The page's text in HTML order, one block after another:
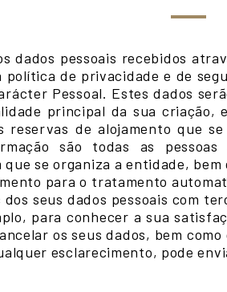
dados pessoais recebidos
de privacidade e de
Pessoal. Estes dados
principal da sua
de alojamento que
são todas as
se organiza a entidade,
para o tratamento
seus dados pessoais com
para conhecer a sua
os seus dados, bem
esclarecimento, pode